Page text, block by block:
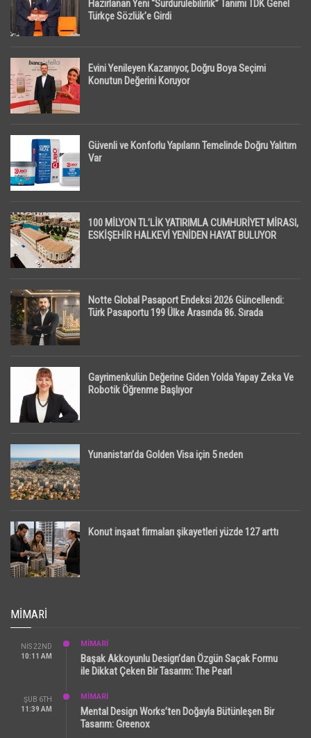
Hazırlanan Yeni “Sürdürülebilirlik” Tanımı TDK Genel
Türkçe Sözlük’e Girdi
Evini Yenileyen Kazanıyor, Doğru Boya Seçimi
Konutun Değerini Koruyor
Güvenli ve Konforlu Yapıların Temelinde Doğru Yalıtım
Var
100 MİLYON TL’LİK YATIRIMLA CUMHURİYET MİRASI,
ESKİŞEHİR HALKEVİ YENİDEN HAYAT BULUYOR
Notte Global Pasaport Endeksi 2026 Güncellendi:
Türk Pasaportu 199 Ülke Arasında 86. Sırada
Gayrimenkulün Değerine Giden Yolda Yapay Zeka Ve
Robotik Öğrenme Başlıyor
Yunanistan’da Golden Visa için 5 neden
Konut inşaat firmaları şikayetleri yüzde 127 arttı
MIMARI
NIS 22ND
10:11 AM
MİMARİ
Başak Akkoyunlu Design’dan Özgün Saçak Formu
ile Dikkat Çeken Bir Tasarım: The Pearl
ŞUB 6TH
11:39 AM
MİMARİ
Mental Design Works’ten Doğayla Bütünleşen Bir
Tasarım: Greenox